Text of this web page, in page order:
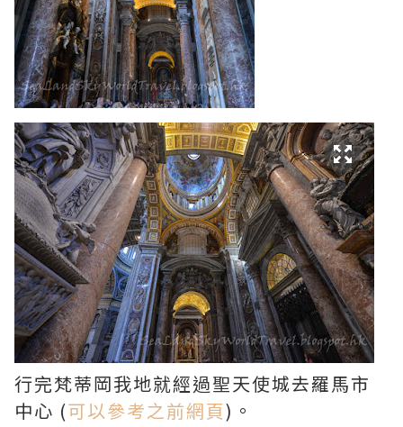
行完梵蒂岡我地就經過聖天使城去羅馬市
中心 (可以參考之前網頁)。